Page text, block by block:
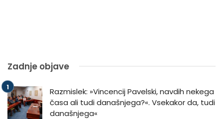
Zadnje objave
Razmislek: »Vincencij Pavelski, navdih nekega
časa ali tudi današnjega?«. Vsekakor da, tudi
današnjega«